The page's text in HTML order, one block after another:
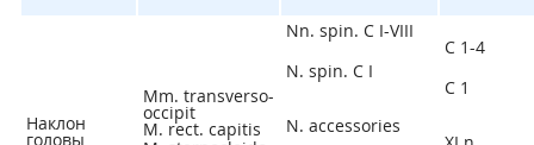
Наклон
головы
Mm. transverso-
occipit
M. rect. capitis
Nn. spin. C I-VIII
N. spin. C I
N. accessories
C 1-4
C 1